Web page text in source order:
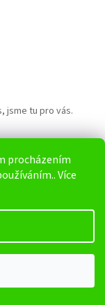
procházením
Více
jsme tu pro vás.
vyhrazena.